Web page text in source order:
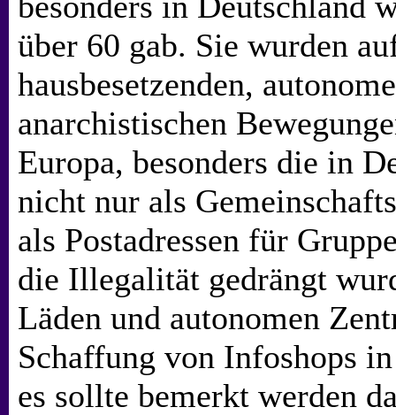
über 60 gab. Sie wurden
hausbesetzenden,
anarchistischen
Europa, besonders die in
nicht nur als
als Postadressen für
die Illegalität gedrängt
Läden und autonomen
Schaffung von Infoshops
es sollte bemerkt werden